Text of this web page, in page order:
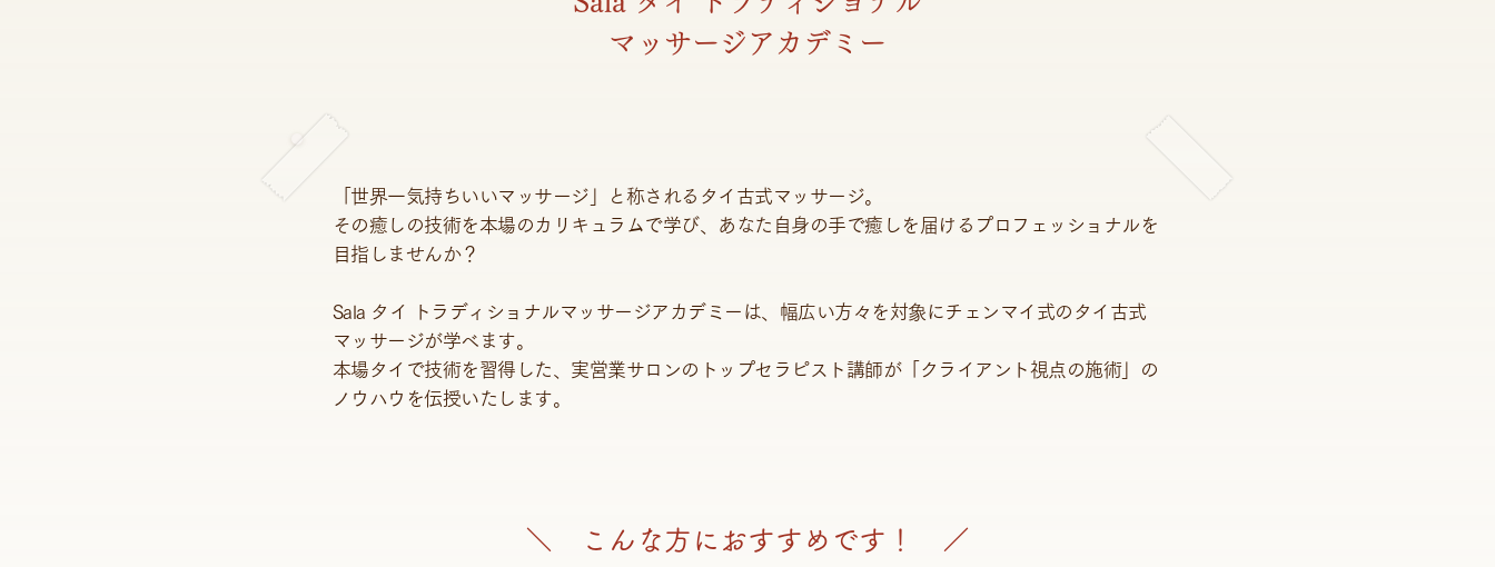
マッサージアカデミー
「世界一気持ちいいマッサージ」と称されるタイ古式マッサージ。
その癒しの技術を本場のカリキュラムで学び、あなた自身の手で癒しを届けるプロフェッショナルを
目指しませんか？
Sala タイ トラディショナルマッサージアカデミーは、幅広い方々を対象にチェンマイ式のタイ古式
マッサージが学べます。
本場タイで技術を習得した、実営業サロンのトップセラピスト講師が「クライアント視点の施術」の
ノウハウを伝授いたします。
＼ こんな方におすすめです！ ／